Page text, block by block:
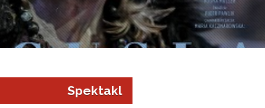
Spektakl